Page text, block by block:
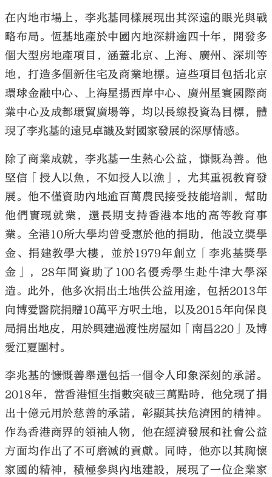
在內地市場上，李兆基同樣展現出其深遠的眼光與戰
略布局。恆基地產於中國內地深耕逾四十年，開發多
個大型房地產項目，涵蓋北京、上海、廣州、深圳等
地，打造多個新住宅及商業地標。這些項目包括北京
環球金融中心、上海星揚西岸中心、廣州星寰國際商
業中心及成都環貿廣場等，均以長線投資為目標，體
現了李兆基的遠見卓識及對國家發展的深厚情感。
除了商業成就，李兆基一生熱心公益，慷慨為善。他
堅信「授人以魚，不如授人以漁」，尤其重視教育發
展。他不僅資助內地逾百萬農民接受技能培訓，幫助
他們實現就業，還長期支持香港本地的高等教育事
業。全港10所大學均曾受惠於他的捐助，他設立獎學
金、捐建教學大樓，並於1979年創立「李兆基獎學
金」，28年間資助了100名優秀學生赴牛津大學深
造。此外，他多次捐出土地供公益用途，包括2013年
向博愛醫院捐贈10萬平方呎土地，以及2015年向保良
局捐出地皮，用於興建過渡性房屋如「南昌220」及博
愛江夏圍村。
李兆基的慷慨善舉還包括一個令人印象深刻的承諾。
2018年，當香港恒生指數突破三萬點時，他兌現了捐
出十億元用於慈善的承諾，彰顯其扶危濟困的精神。
作為香港商界的領袖人物，他在經濟發展和社會公益
方面均作出了不可磨滅的貢獻。同時，他亦以其胸懷
家國的精神，積極參與內地建設，展現了一位企業家